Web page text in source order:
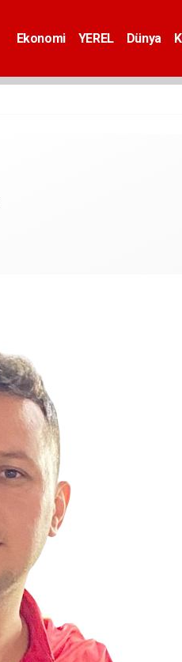
Ekonomi YEREL Dünya